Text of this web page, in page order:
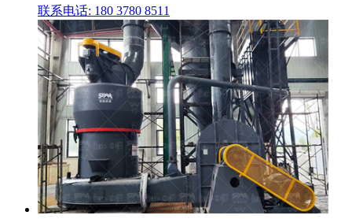
联系电话: 180 3780 8511